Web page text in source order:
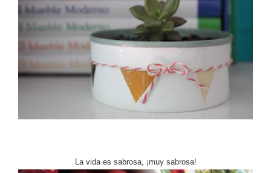
La vida es sabrosa, ¡muy sabrosa!